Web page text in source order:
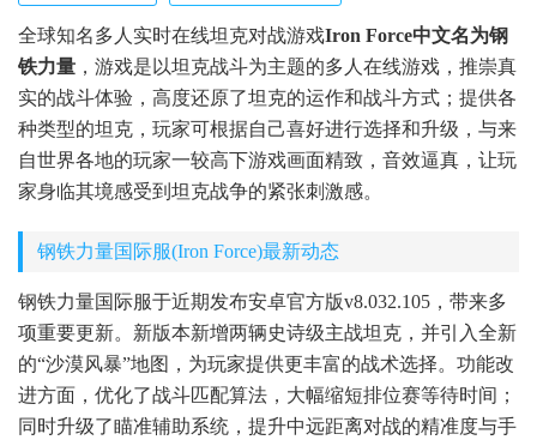
全球知名多人实时在线坦克对战游戏Iron Force中文名为钢
铁力量 ，游戏是以坦克战斗为主题的多人在线游戏，推崇真
实的战斗体验，高度还原了坦克的运作和战斗方式；提供各
种类型的坦克，玩家可根据自己喜好进行选择和升级，与来
自世界各地的玩家一较高下游戏画面精致，音效逼真，让玩
家身临其境感受到坦克战争的紧张刺激感。
钢铁力量国际服(Iron Force)最新动态
钢铁力量国际服于近期发布安卓官方版v8.032.105，带来多
项重要更新。新版本新增两辆史诗级主战坦克，并引入全新
的“沙漠风暴”地图，为玩家提供更丰富的战术选择。功能改
进方面，优化了战斗匹配算法，大幅缩短排位赛等待时间；
同时升级了瞄准辅助系统，提升中远距离对战的精准度与手